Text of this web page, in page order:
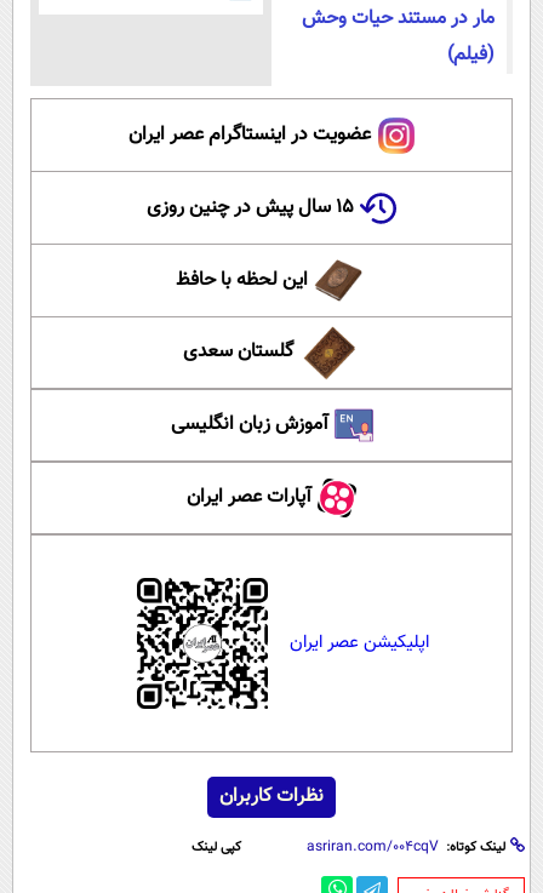
مار در مستند حیات وحش
(فیلم)
عضویت در اینستاگرام عصر ایران
۱۵ سال پیش در چنین روزی
این لحظه با حافظ
گلستان سعدی
آموزش زبان انگلیسی
آپارات عصر ایران
اپلیکیشن عصر ایران
نظرات کاربران
لینک کوتاه: کپی لینک